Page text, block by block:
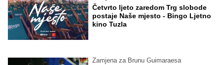
Četvrto ljeto zaredom Trg slobode
postaje Naše mjesto - Bingo Ljetno
kino Tuzla
Zamjena za Brunu Guimaraesa